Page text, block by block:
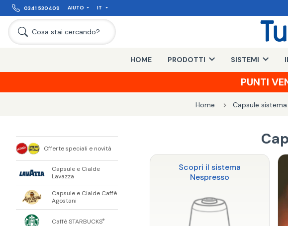
0341 530409 AIUTO IT
Cosa stai cercando?
HOME PRODOTTI SISTEMI
PUNTI
Home Capsule
Offerte speciali e novità
Capsule e Cialde
Lavazza
Capsule e Cialde Caffè
Agostani
Caffè STARBUCKS®
Scopri il sistema
Nespresso